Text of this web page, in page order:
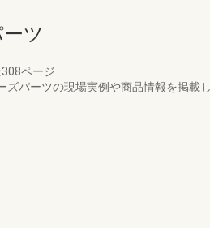
ツ
ページ
ズパーツの現場実例や商品情報を掲載